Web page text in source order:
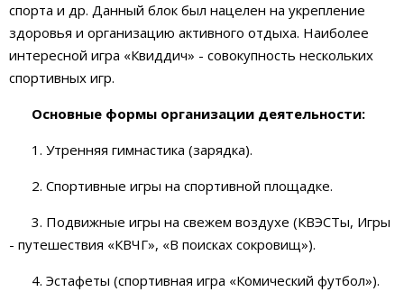
спорта и др. Данный блок был нацелен на укрепление
здоровья и организацию активного отдыха. Наиболее
интересной игра «Квиддич» - совокупность нескольких
спортивных игр.
Основные формы организации деятельности:
1. Утренняя гимнастика (зарядка).
2. Спортивные игры на спортивной площадке.
3. Подвижные игры на свежем воздухе (КВЭСТы, Игры
- путешествия «КВЧГ», «В поисках сокровищ»).
4. Эстафеты (спортивная игра «Комический футбол»).